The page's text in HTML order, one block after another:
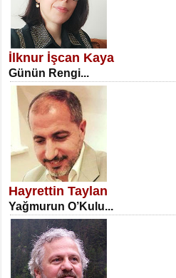
SATILMIŞ ÜMİT ÇETİNKAYA
Erkenlik...
NECLA DİLEK ARSLAN
Öğretmenler Günü Mahkemesi...
İlknur İşcan Kaya
Günün Rengi...
Hayrettin Taylan
Yağmurun O’Kulu...